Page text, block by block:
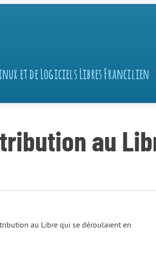
et de Logiciels Libres Francilien
au
au Libre qui se déroulaient en